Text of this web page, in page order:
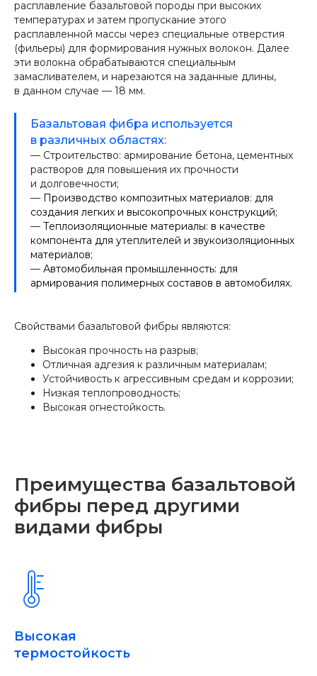
расплавление базальтовой породы при высоких
температурах и затем пропускание этого
расплавленной массы через специальные отверстия
(фильеры) для формирования нужных волокон. Далее
эти волокна обрабатываются специальным
замасливателем, и нарезаются на заданные длины,
в данном случае — 18 мм.
Базальтовая фибра используется
в различных областях:
— Строительство: армирование бетона, цементных
растворов для повышения их прочности
и долговечности;
— Производство композитных материалов: для
создания легких и высокопрочных конструкций;
— Теплоизоляционные материалы: в качестве
компонента для утеплителей и звукоизоляционных
материалов;
— Автомобильная промышленность: для
армирования полимерных составов в автомобилях.
Свойствами базальтовой фибры являются:
Высокая прочность на разрыв;
Отличная адгезия к различным материалам;
Устойчивость к агрессивным средам и коррозии;
Низкая теплопроводность;
Высокая огнестойкость.
Преимущества базальтовой
фибры перед другими
видами фибры
Высокая
термостойкость